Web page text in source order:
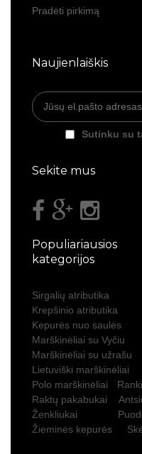
Pradėti pirkimą
Naujienlaiškis
Sutinku su
Sekite mus
Populiariausios
kategorijos
Sirgalių atributika
Krepšinio atributika
Kepurės nuo saulės
Marškinėliai su Vyčiu
Marškinėliai su užrašu
Lietuviški marškinėliai
Polo marškinėliai
Raktų pakabukai
Ženkliukai
Žieminės kepurės